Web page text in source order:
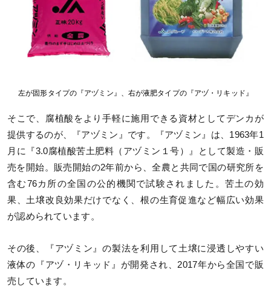
左が固形タイプの『アヅミン』、右が液肥タイプの『アヅ・リキッド』
そこで、腐植酸をより手軽に施用できる資材としてデンカが
提供するのが、『アヅミン』です。『アヅミン』は、1963年1
月に『3.0腐植酸苦土肥料（アヅミン１号）』として製造・販
売を開始。販売開始の2年前から、全農と共同で国の研究所を
含む76カ所の全国の公的機関で試験されました。苦土の効
果、土壌改良効果だけでなく、根の生育促進など幅広い効果
が認められています。
その後、『アヅミン』の製法を利用して土壌に浸透しやすい
液体の『アヅ・リキッド』が開発され、2017年から全国で販
売しています。